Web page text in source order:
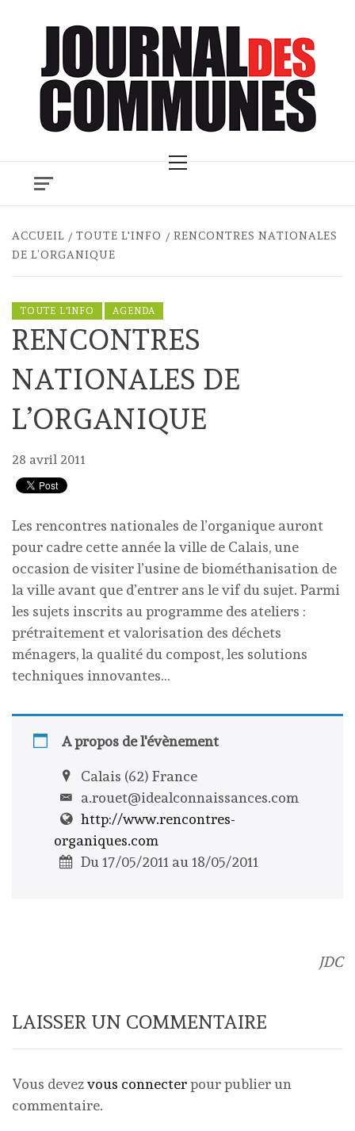
Menu
ACCUEIL TOUTE L'INFO
RENCONTRES NATIONALES
DE L’ORGANIQUE
TOUTE L'INFO AGENDA
RENCONTRES
NATIONALES DE
L’ORGANIQUE
28 avril 2011
Les rencontres nationales de l’organique auront
pour cadre cette année la ville de Calais, une
occasion de visiter l’usine de biométhanisation de
la ville avant que d’entrer ans le vif du sujet. Parmi
les sujets inscrits au programme des ateliers :
prétraitement et valorisation des déchets
ménagers, la qualité du compost, les solutions
techniques innovantes…
A propos de l'évènement
Calais (62) France
a.rouet@idealconnaissances.com
http://www.rencontres-
organiques.com
Du 17/05/2011 au 18/05/2011
JDC
LAISSER UN COMMENTAIRE
Vous devezvous connecterpour publier un
commentaire.